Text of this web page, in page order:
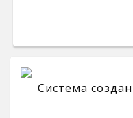
Система